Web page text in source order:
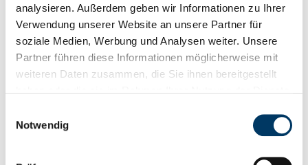
analysieren. Außerdem geben wir Informationen zu Ihrer
Verwendung unserer Website an unsere Partner für
soziale Medien, Werbung und Analysen weiter. Unsere
Partner führen diese Informationen möglicherweise mit
weiteren Daten zusammen, die Sie ihnen bereitgestellt
Notwendig
Geschäftsmodell Recycling und Abriss von
Offshore-Windenergieanlagen
Beide Projekte betrachten intensiv die ökonomischen
Aspekte des Offshore-Rückbaus. Spätestens wenn die
Zahl der in die Jahre gekommener Anlagen anzieht, wird
„Wir benötigen gute Rückbaukonzepte, um ökonomisch